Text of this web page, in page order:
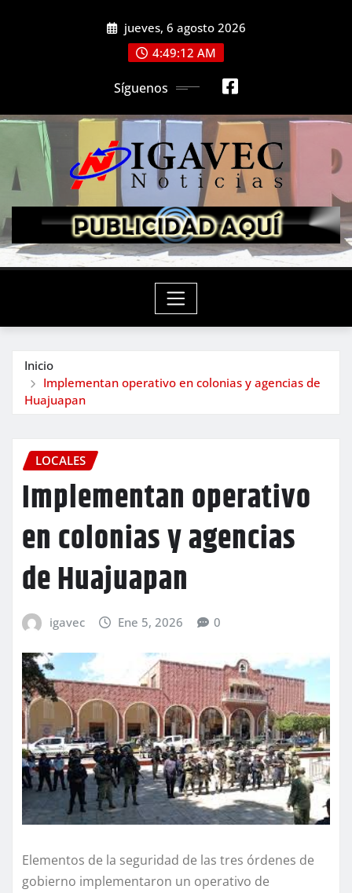
jueves, 6 agosto 2026
4:49:13 AM
Síguenos
Inicio
Implementan operativo en colonias y agencias de
Huajuapan
LOCALES
Implementan operativo
en colonias y agencias
de Huajuapan
igavec Ene 5, 2026 0
Elementos de la seguridad de las tres órdenes de
gobierno implementaron un operativo de